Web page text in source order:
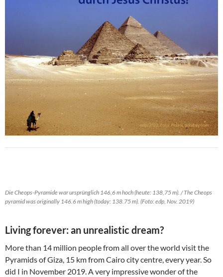
Die Cheops-Pyramide war ursprünglich 146,6 m hoch (heute: 138,75 m). / The Cheops
pyramid was originally 146.6 m high (today: 138.75 m). (Foto: edp, Nov. 2019)
Living forever: an unrealistic dream?
More than 14 million people from all over the world visit the
Pyramids of Giza, 15 km from Cairo city centre, every year. So
did I in November 2019. A very impressive wonder of the